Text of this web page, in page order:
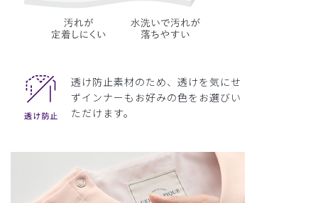
透け防止素材のため、透けを気にせ
ずインナーもお好みの色をお選びい
ただけます。